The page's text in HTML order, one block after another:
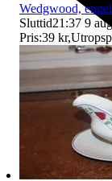
Wedgwood,
Sluttid21:37 9
Pris:39 kr,